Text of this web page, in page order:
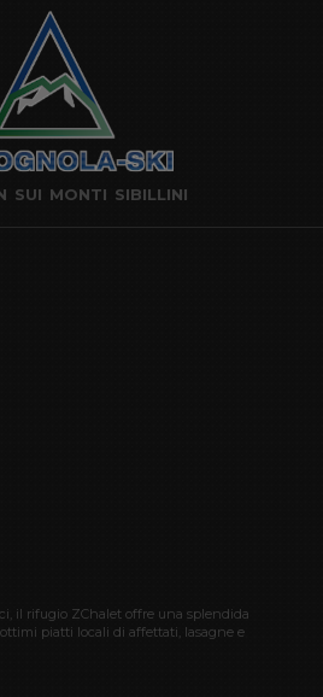
SUI MONTI SIBILLINI
il rifugio ZChalet offre una splendida
piatti locali di affettati, lasagne e